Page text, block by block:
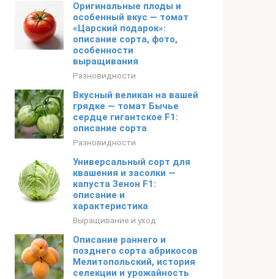
Оригинальные плоды и
особенный вкус — томат
«Царский подарок»:
описание сорта, фото,
особенности
выращивания
Разновидности
Вкусный великан на вашей
грядке — томат Бычье
сердце гигантское F1:
описание сорта
Разновидности
Универсальный сорт для
квашения и засолки —
капуста Зенон F1:
описание и
характеристика
Выращивание и уход
Описание раннего и
позднего сорта абрикосов
Мелитопольский, история
селекции и урожайность